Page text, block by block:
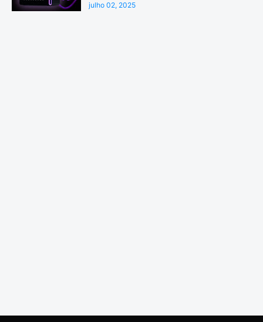
julho 02, 2025